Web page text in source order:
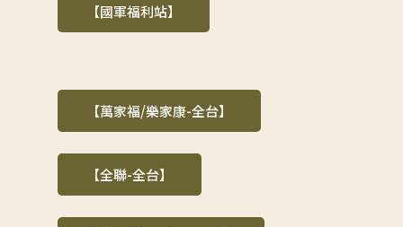
【國軍福利站】
【萬家福/樂家康-全台】
【全聯-全台】